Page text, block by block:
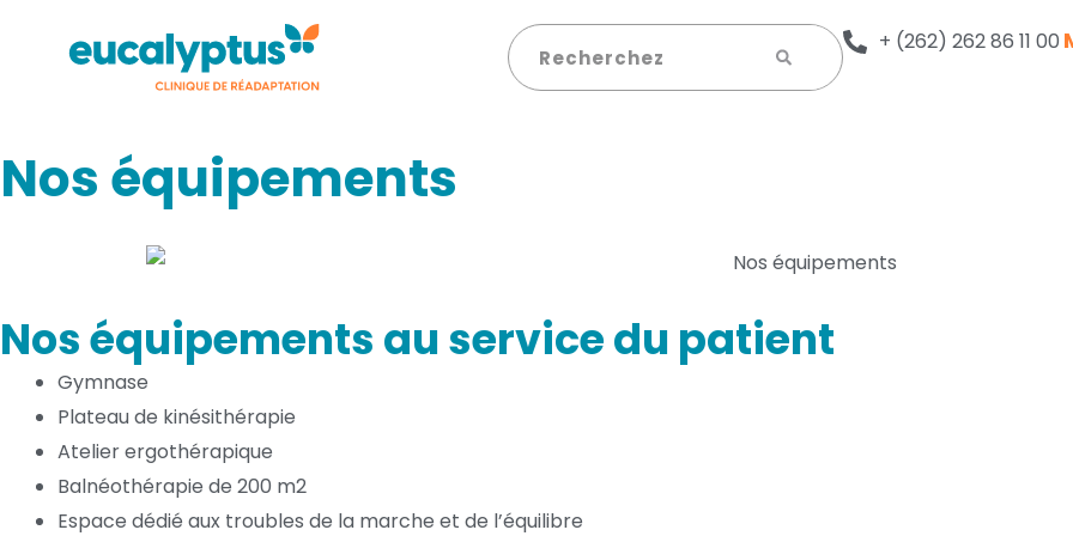
Rechercher + (262) 262 86 11 00
Nos équipements
Nos équipements au service du patient
Gymnase
Plateau de kinésithérapie
Atelier ergothérapique
Balnéothérapie de 200 m2
Espace dédié aux troubles de la marche et de l’équilibre